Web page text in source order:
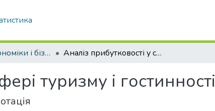
Кафедра Економіки і бізнесу Аналіз прибутковості у сфері туризму і гостинності
туризму і гостинності